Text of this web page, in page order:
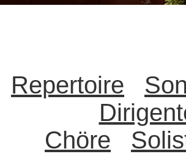
Repertoire
Chöre